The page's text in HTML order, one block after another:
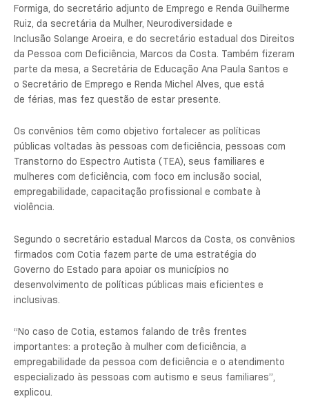
Formiga, do secretário adjunto de Emprego e Renda Guilherme
Ruiz, da secretária da Mulher, Neurodiversidade e
Inclusão Solange Aroeira, e do secretário estadual dos Direitos
da Pessoa com Deficiência, Marcos da Costa. Também fizeram
parte da mesa, a Secretária de Educação Ana Paula Santos e
o Secretário de Emprego e Renda Michel Alves, que está
de férias, mas fez questão de estar presente.
Os convênios têm como objetivo fortalecer as políticas
públicas voltadas às pessoas com deficiência, pessoas com
Transtorno do Espectro Autista (TEA), seus familiares e
mulheres com deficiência, com foco em inclusão social,
empregabilidade, capacitação profissional e combate à
violência.
Segundo o secretário estadual Marcos da Costa, os convênios
firmados com Cotia fazem parte de uma estratégia do
Governo do Estado para apoiar os municípios no
desenvolvimento de políticas públicas mais eficientes e
inclusivas.
“No caso de Cotia, estamos falando de três frentes
importantes: a proteção à mulher com deficiência, a
empregabilidade da pessoa com deficiência e o atendimento
especializado às pessoas com autismo e seus familiares”,
explicou.